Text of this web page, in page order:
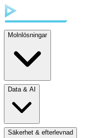
Molnlösningar
Data & AI
Säkerhet & efterlevnad